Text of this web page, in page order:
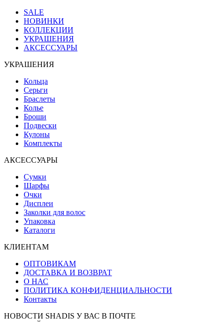
SALE
НОВИНКИ
КОЛЛЕКЦИИ
УКРАШЕНИЯ
АКСЕССУАРЫ
УКРАШЕНИЯ
Кольца
Серьги
Браслеты
Колье
Броши
Подвески
Кулоны
Комплекты
АКСЕССУАРЫ
Сумки
Шарфы
Очки
Дисплеи
Заколки для волос
Упаковка
Каталоги
КЛИЕНТАМ
ОПТОВИКАМ
ДОСТАВКА И ВОЗВРАТ
О НАС
ПОЛИТИКА КОНФИДЕНЦИАЛЬНОСТИ
Контакты
НОВОСТИ SHADIS У ВАС В ПОЧТЕ